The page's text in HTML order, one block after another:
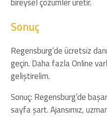
Sonuç
Regensburg’de ücretsiz
geçin. Daha fazla Online
geliştirelim.
Sonuç: Regensburg’de
sayfa şart. Ajansımız,